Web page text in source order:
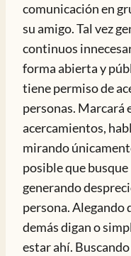
comunicación en
su amigo. Tal vez
continuos
forma abierta y
tiene permiso de
personas. Marcará
acercamientos,
mirando
posible que
generando
persona. Alegando
demás digan o
estar ahí.